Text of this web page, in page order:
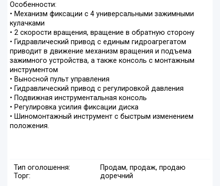
Особенности:
• Механизм фиксации с 4 универсальными зажимными
кулачками
• 2 скорости вращения, вращение в обратную сторону
• Гидравлический привод с единым гидроагрегатом
приводит в движение механизм вращения и подъема
зажимного устройства, а также консоль с монтажным
инструментом
• Выносной пульт управления
• Гидравлический привод с регулировкой давления
• Подвижная инструментальная консоль
• Регулировка усилия фиксации диска
• Шиномонтажный инструмент с быстрым изменением
положения.
Тип оголошення:
Продам, продаж, продаю
Торг:
доречний